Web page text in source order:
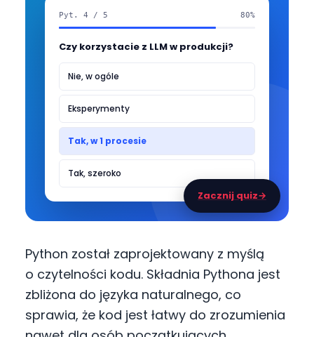
Pyt. 4 / 5 80%
Czy korzystacie z LLM w produkcji?
Nie, w ogóle
Eksperymenty
Tak, w 1 procesie
Tak, szeroko
Zacznij quiz→
Python został zaprojektowany z myślą
o czytelności kodu. Składnia Pythona jest
zbliżona do języka naturalnego, co
sprawia, że kod jest łatwy do zrozumienia